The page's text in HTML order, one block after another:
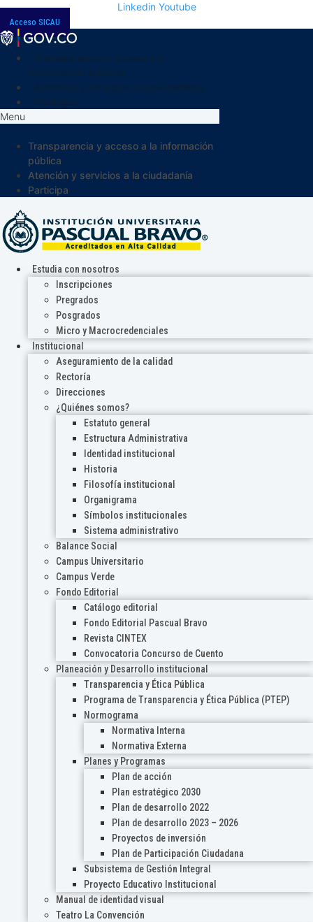
Linkedin Youtube
Acceso SICAU
Menu
Transparencia y acceso a la información
pública
Atención y servicios a la ciudadanía
Participa
Estudia con nosotros
Inscripciones
Pregrados
Posgrados
Micro y Macrocredenciales
Institucional
Aseguramiento de la calidad
Rectoría
Direcciones
¿Quiénes somos?
Estatuto general
Estructura Administrativa
Identidad institucional
Historia
Filosofía institucional
Organigrama
Símbolos institucionales
Sistema administrativo
Balance Social
Campus Universitario
Campus Verde
Fondo Editorial
Catálogo editorial
Fondo Editorial Pascual Bravo
Revista CINTEX
Convocatoria Concurso de Cuento
Planeación y Desarrollo institucional
Transparencia y Ética Pública
Programa de Transparencia y Ética Pública (PTEP)
Normograma
Normativa Interna
Normativa Externa
Planes y Programas
Plan de acción
Plan estratégico 2030
Plan de desarrollo 2022
Plan de desarrollo 2023 – 2026
Proyectos de inversión
Plan de Participación Ciudadana
Subsistema de Gestión Integral
Proyecto Educativo Institucional
Manual de identidad visual
Teatro La Convención